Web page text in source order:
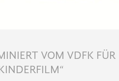
VOM VDFK FÜR